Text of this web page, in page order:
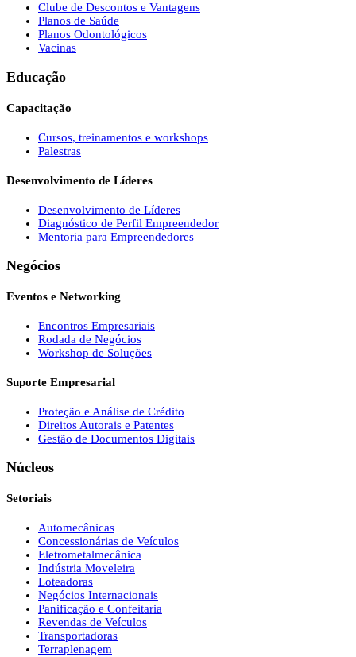
Clube de Descontos e Vantagens
Planos de Saúde
Planos Odontológicos
Vacinas
Educação
Capacitação
Cursos, treinamentos e workshops
Palestras
Desenvolvimento de Líderes
Desenvolvimento de Líderes
Diagnóstico de Perfil Empreendedor
Mentoria para Empreendedores
Negócios
Eventos e Networking
Encontros Empresariais
Rodada de Negócios
Workshop de Soluções
Suporte Empresarial
Proteção e Análise de Crédito
Direitos Autorais e Patentes
Gestão de Documentos Digitais
Núcleos
Setoriais
Automecânicas
Concessionárias de Veículos
Eletrometalmecânica
Indústria Moveleira
Loteadoras
Negócios Internacionais
Panificação e Confeitaria
Revendas de Veículos
Transportadoras
Terraplenagem